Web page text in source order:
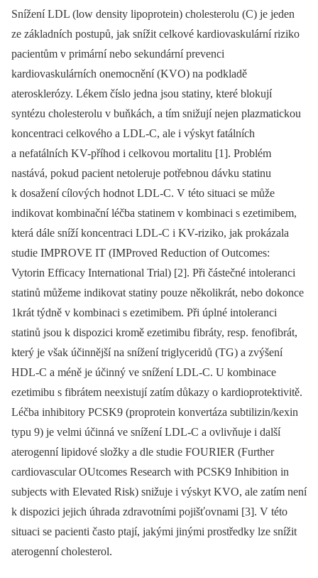
Snížení LDL (low density lipoprotein) cholesterolu (C) je jeden
ze základních postupů, jak snížit celkové kardiovaskulární riziko
pacientům v primární nebo sekundární prevenci
kardiovaskulárních onemocnění (KVO) na podkladě
aterosklerózy. Lékem číslo jedna jsou statiny, které blokují
syntézu cholesterolu v buňkách, a tím snižují nejen plazmatickou
koncentraci celkového a LDL-C, ale i výskyt fatálních
a nefatálních KV-příhod i celkovou mortalitu [1]. Problém
nastává, pokud pacient netoleruje potřebnou dávku statinu
k dosažení cílových hodnot LDL-C. V této situaci se může
indikovat kombinační léčba statinem v kombinaci s ezetimibem,
která dále sníží koncentraci LDL-C i KV-riziko, jak prokázala
studie IMPROVE IT (IMProved Reduction of Outcomes:
Vytorin Efficacy International Trial) [2]. Při částečné intoleranci
statinů můžeme indikovat statiny pouze několikrát, nebo dokonce
1krát týdně v kombinaci s ezetimibem. Při úplné intoleranci
statinů jsou k dispozici kromě ezetimibu fibráty, resp. fenofibrát,
který je však účinnější na snížení triglyceridů (TG) a zvýšení
HDL-C a méně je účinný ve snížení LDL-C. U kombinace
ezetimibu s fibrátem neexistují zatím důkazy o kardioprotektivitě.
Léčba inhibitory PCSK9 (proprotein konvertáza subtilizin/kexin
typu 9) je velmi účinná ve snížení LDL-C a ovlivňuje i další
aterogenní lipidové složky a dle studie FOURIER (Further
cardiovascular OUtcomes Research with PCSK9 Inhibition in
subjects with Elevated Risk) snižuje i výskyt KVO, ale zatím není
k dispozici jejich úhrada zdravotními pojišťovnami [3]. V této
situaci se pacienti často ptají, jakými jinými prostředky lze snížit
aterogenní cholesterol.